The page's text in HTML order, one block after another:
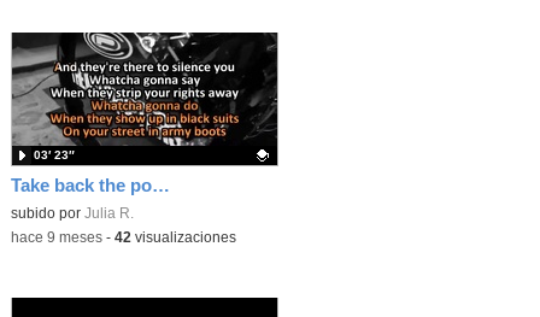
Take back the power_ The Interrupters
Contenido educativo.
subido por Julia R.
03′ 23″
-hace 9 meses- 42 visualizaciones